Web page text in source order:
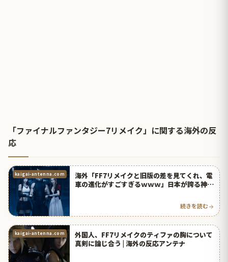
「ファイナルファンタジー7リメイク」に関する海外の反
応
kaigai-antenna.com
海外「FF7リメイクと旧版の差を見てくれ、電
車の進化がすごすぎるｗｗｗ」日本が誇る神ゲ
ないことを祈ってるよ・・・ | 海外の反応アン
続きを読む
kaigai-antenna.com
外国人、FF7リメイクのティファの胸について
真剣に論じ合う | 海外の反応アンテナ